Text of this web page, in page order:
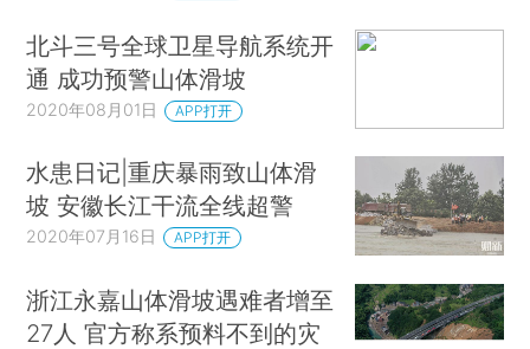
北斗三号全球卫星导航系统开
通 成功预警山体滑坡
2020年08月01日 APP打开
水患日记|重庆暴雨致山体滑
坡 安徽长江干流全线超警
2020年07月16日 APP打开
浙江永嘉山体滑坡遇难者增至
27人 官方称系预料不到的灾